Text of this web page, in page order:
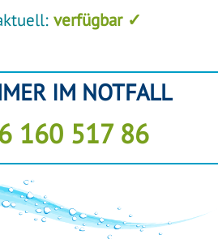
verfügbar ✓
IM NOTFALL
160 517 86